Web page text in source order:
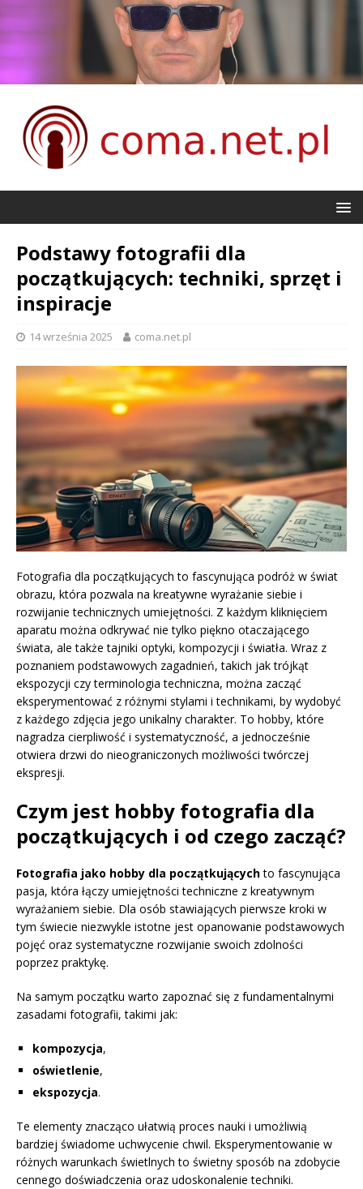
Podstawy fotografii dla
początkujących: techniki, sprzęt i
inspiracje
14 września 2025 coma.net.pl
Fotografia dla początkujących to fascynująca podróż w świat
obrazu, która pozwala na kreatywne wyrażanie siebie i
rozwijanie technicznych umiejętności. Z każdym kliknięciem
aparatu można odkrywać nie tylko piękno otaczającego
świata, ale także tajniki optyki, kompozycji i światła. Wraz z
poznaniem podstawowych zagadnień, takich jak trójkąt
ekspozycji czy terminologia techniczna, można zacząć
eksperymentować z różnymi stylami i technikami, by wydobyć
z każdego zdjęcia jego unikalny charakter. To hobby, które
nagradza cierpliwość i systematyczność, a jednocześnie
otwiera drzwi do nieograniczonych możliwości twórczej
ekspresji.
Czym jest hobby fotografia dla
początkujących i od czego zacząć?
Fotografia jako hobby dla początkującychto fascynująca
pasja, która łączy umiejętności techniczne z kreatywnym
wyrażaniem siebie. Dla osób stawiających pierwsze kroki w
tym świecie niezwykle istotne jest opanowanie podstawowych
pojęć oraz systematyczne rozwijanie swoich zdolności
poprzez praktykę.
Na samym początku warto zapoznać się z fundamentalnymi
zasadami fotografii, takimi jak:
kompozycja,
oświetlenie,
ekspozycja.
Te elementy znacząco ułatwią proces nauki i umożliwią
bardziej świadome uchwycenie chwil. Eksperymentowanie w
różnych warunkach świetlnych to świetny sposób na zdobycie
cennego doświadczenia oraz udoskonalenie techniki.